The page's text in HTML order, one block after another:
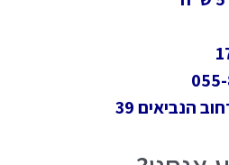
הנביאים 39